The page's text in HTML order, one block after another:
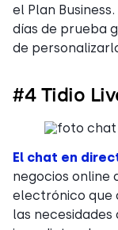
el Plan
días de prueba
de
#4 Tidio
El chat en
negocios online
electrónico que
las